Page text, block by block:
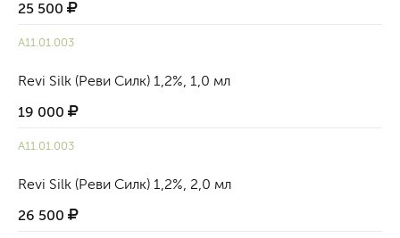
25 500
А11.01.003
Revi Silk (Реви Силк) 1,2%, 1,0 мл
19 000
А11.01.003
Revi Silk (Реви Силк) 1,2%, 2,0 мл
26 500